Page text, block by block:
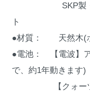
SKP製 クォー
ト
●材質： 天然木(
●電池： 【電波】
で、約1年動きます)
【クォーツ】